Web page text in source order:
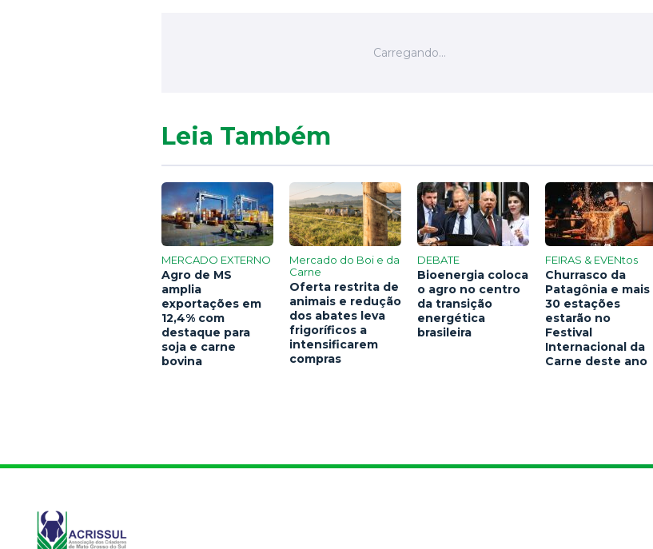
Leia Também
MERCADO EXTERNO
Agro de MS
amplia
exportações em
12,4% com
destaque para
soja e carne
bovina
Mercado do Boi e da
Carne
Oferta restrita de
animais e redução
dos abates leva
frigoríficos a
intensificarem
compras
DEBATE
Bioenergia coloca
o agro no centro
da transição
energética
brasileira
FEIRAS & EVENtos
Churrasco da
Patagônia e mais
30 estações
estarão no
Festival
Internacional da
Carne deste ano